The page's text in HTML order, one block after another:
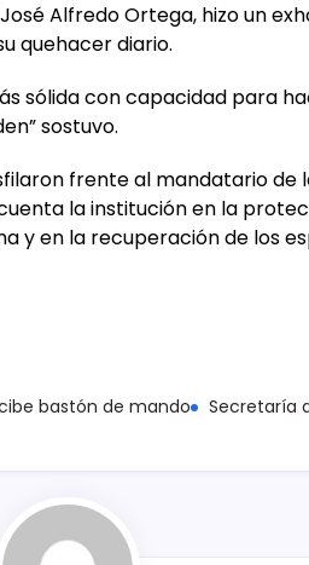
Alfredo Ortega, hizo un
quehacer diario.
sólida con capacidad para
sostuvo.
frente al mandatario de
la institución en la
y en la recuperación de los
bastón de mando Secretaría